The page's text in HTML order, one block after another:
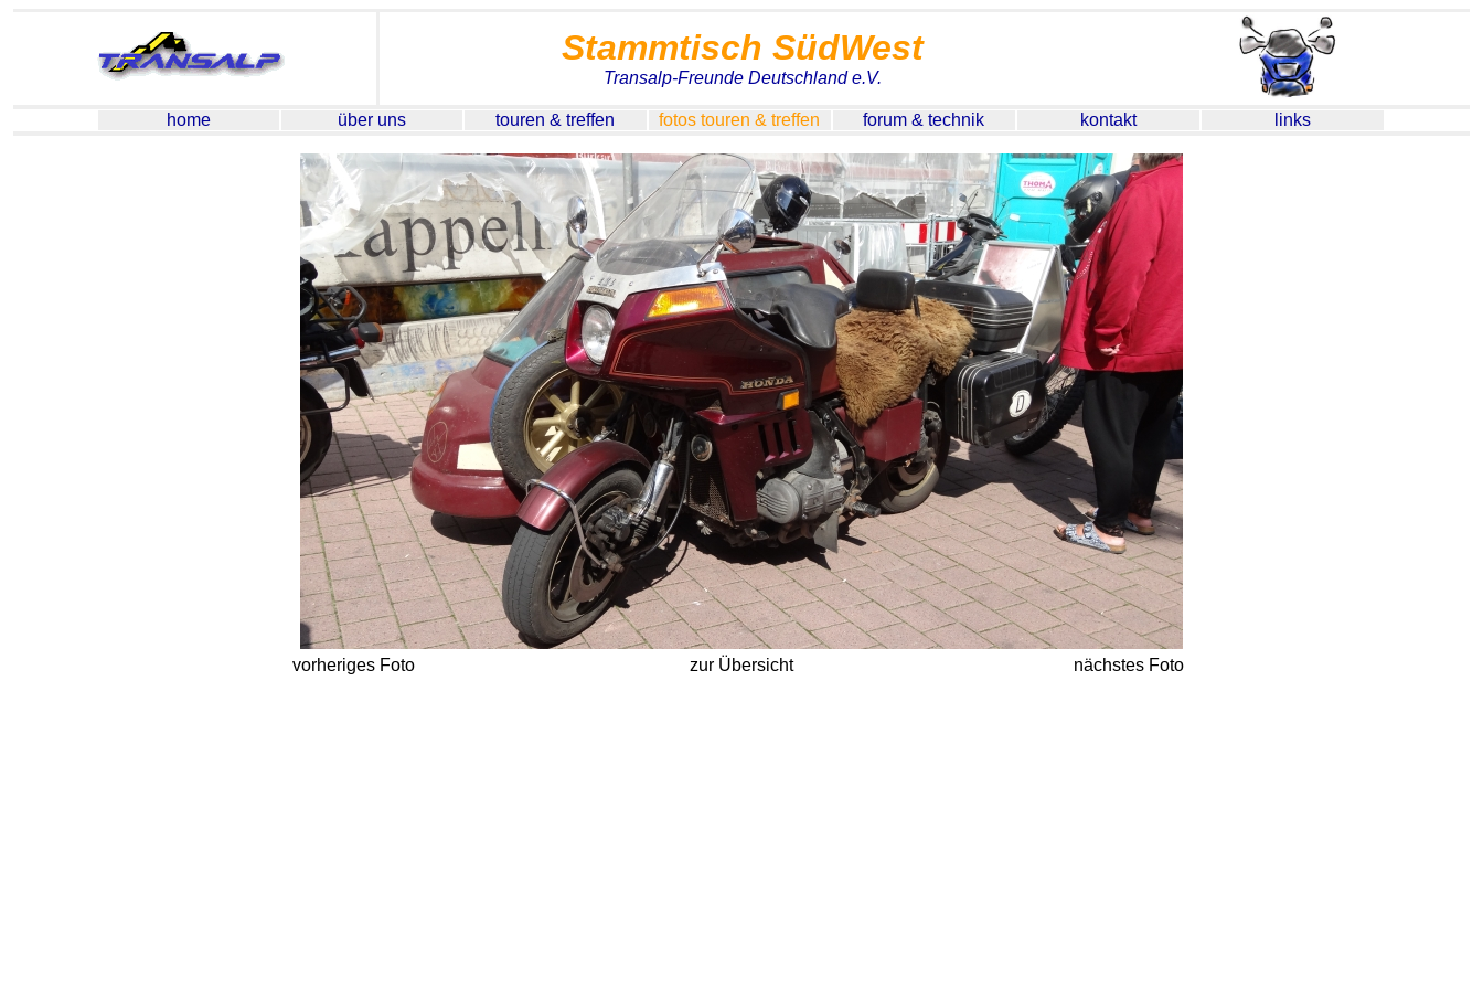
Stammtisch SüdWest
Transalp-Freunde Deutschland e.V.
home über uns touren & treffen fotos touren & treffen forum & technik kontakt links
vorheriges Foto zur Übersicht nächstes Foto